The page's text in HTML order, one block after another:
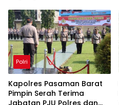
Nasional Desa Tapung
Jaya
Polri
Kapolres Pasaman Barat
Pimpin Serah Terima
Jabatan PJU Polres dan